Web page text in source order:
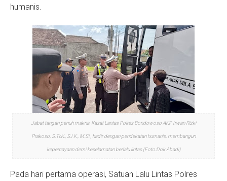
humanis.
Jabat tangan penuh makna. Kasat Lantas Polres Bondowoso AKP Irwan Rizki
Prakoso, S.Tr.K., S.I.K., M.Si., hadir dengan pendekatan humanis, membangun
kepercayaan demi keselamatan berlalu lintas (Foto:Dok Abadi)
Pada hari pertama operasi, Satuan Lalu Lintas Polres